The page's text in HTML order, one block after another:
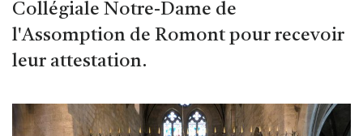
Collégiale Notre-Dame de
l'Assomption de Romont pour recevoir
leur attestation.